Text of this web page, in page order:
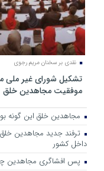
نقدی بر سخنان مریم رجوی
تشکیل شورای غیر ملی
موفقیت مجاهدین خلق
مجاهدین خلق این گونه
ترفند جدید مجاهدین
داخل کشور
پس افشاگری مجاهدین